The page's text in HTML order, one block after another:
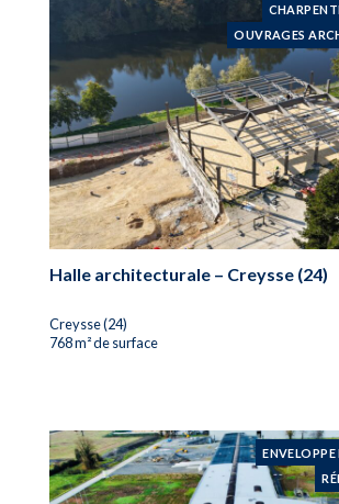
OUVRAGES
Halle architecturale – Creysse (24)
Creysse (24)
768 m² de surface